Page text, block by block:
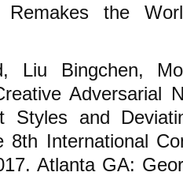
Remakes the
Liu Bingchen,
Adversarial
Styles and
8th International
Atlanta GA: